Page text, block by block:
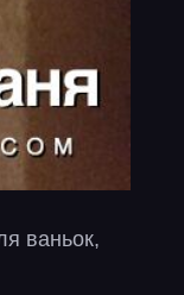
ваньок,